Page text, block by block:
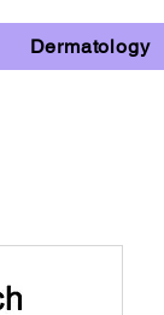
Dermatology